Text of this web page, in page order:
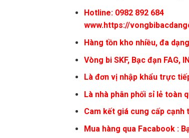
Hotline: 0982 892 684
www.https://
Hàng tồn kho nhiều, đa
Vòng bi SKF, Bạc đạn FAG,
Là đơn vị nhập khẩu trực
Là nhà phân phối sỉ lẻ toàn
Cam kết giá cung cấp
Mua hàng qua Facabook :